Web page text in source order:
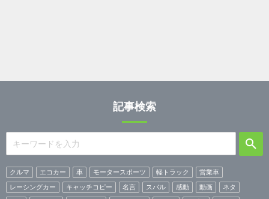
記事検索
クルマ エコカー 車 モータースポーツ 軽トラック
営業車
レーシングカー
キャッチコピー 名言 スバル 感動 動画
ネタ